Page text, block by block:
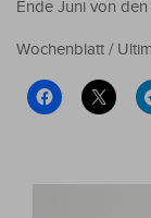
Ende Juni von
Wochenblatt /